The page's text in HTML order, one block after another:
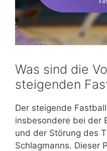
Was sind die
steigenden
Der steigende
insbesondere bei der
und der Störung des
Schlagmanns. Dieser